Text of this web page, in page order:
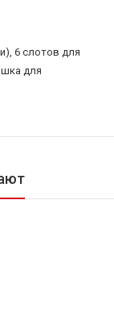
6 слотов для
для